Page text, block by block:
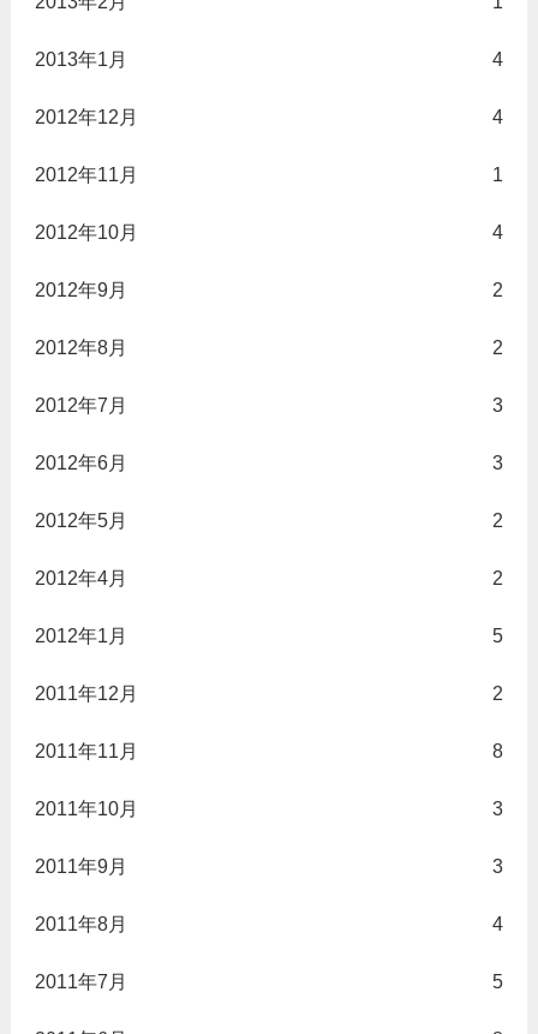
2013年1月 4
2012年12月 4
2012年11月 1
2012年10月 4
2012年9月 2
2012年8月 2
2012年7月 3
2012年6月 3
2012年5月 2
2012年4月 2
2012年1月 5
2011年12月 2
2011年11月 8
2011年10月 3
2011年9月 3
2011年8月 4
2011年7月 5